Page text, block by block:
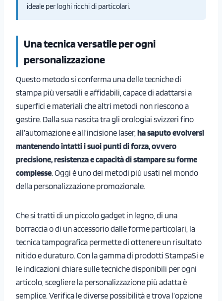
ideale per loghi ricchi di particolari.
Una tecnica versatile per ogni
personalizzazione
Questo metodo si conferma una delle tecniche di
stampa più versatili e affidabili, capace di adattarsi a
superfici e materiali che altri metodi non riescono a
gestire. Dalla sua nascita tra gli orologiai svizzeri fino
all’automazione e all’incisione laser, ha saputo evolversi
mantenendo intatti i suoi punti di forza, ovvero
precisione, resistenza e capacità di stampare su forme
complesse. Oggi è uno dei metodi più usati nel mondo
della personalizzazione promozionale.
Che si tratti di un piccolo gadget in legno, di una
borraccia o di un accessorio dalle forme particolari, la
tecnica tampografica permette di ottenere un risultato
nitido e duraturo. Con la gamma di prodotti StampaSi e
le indicazioni chiare sulle tecniche disponibili per ogni
articolo, scegliere la personalizzazione più adatta è
semplice. Verifica le diverse possibilità e trova l’opzione